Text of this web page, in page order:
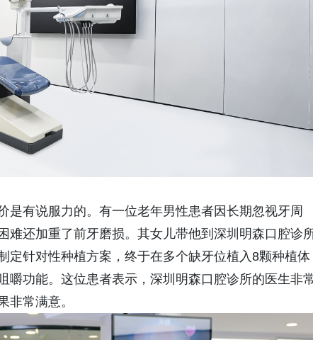
有说服力的。有一位老年男性患者因长期忽视牙周
难还加重了前牙磨损。其女儿带他到深圳明森口腔诊
针对性种植方案，终于在多个缺牙位植入8颗种植体
嚼功能。这位患者表示，深圳明森口腔诊所的医生非
非常满意。